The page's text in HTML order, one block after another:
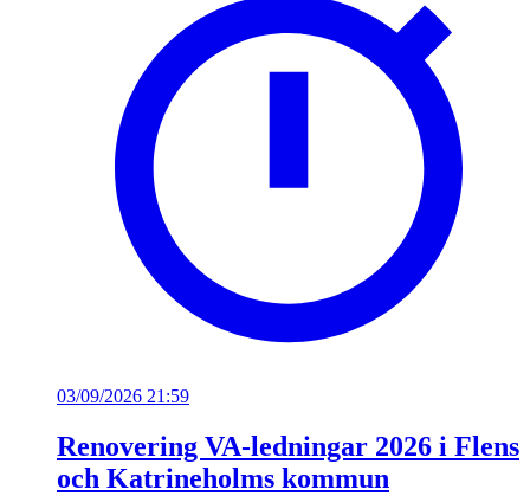
03/09/2026 21:59
Renovering VA-ledningar 2026 i Flens
och Katrineholms kommun